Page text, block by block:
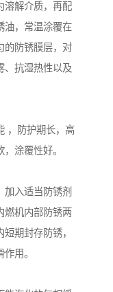
溶解介质，再配
油，常温涂覆在
的防锈膜层，对
、抗湿热性以及
，防护期长，高
涂覆性好。
加入适当防锈剂
燃机内部防锈两
期封存防锈，
用。